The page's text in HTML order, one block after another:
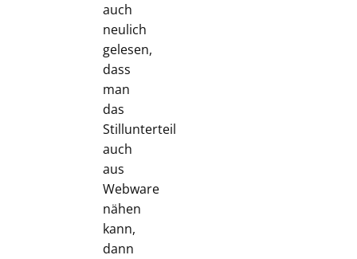
auch
neulich
gelesen,
dass
man
das
Stillunterteil
auch
aus
Webware
nähen
kann,
dann